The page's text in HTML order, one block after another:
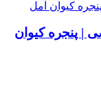
| پنجره کیوان